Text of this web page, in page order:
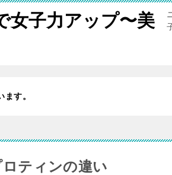
女子力アップ〜美
す。
ティンの違い